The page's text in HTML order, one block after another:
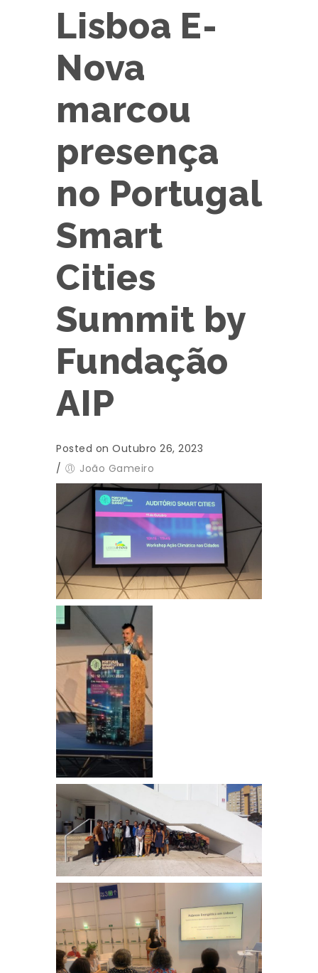
Lisboa E-
Nova
marcou
presença
no Portugal
Smart
Cities
Summit by
Fundação
AIP
Posted on Outubro 26, 2023
/
João Gameiro